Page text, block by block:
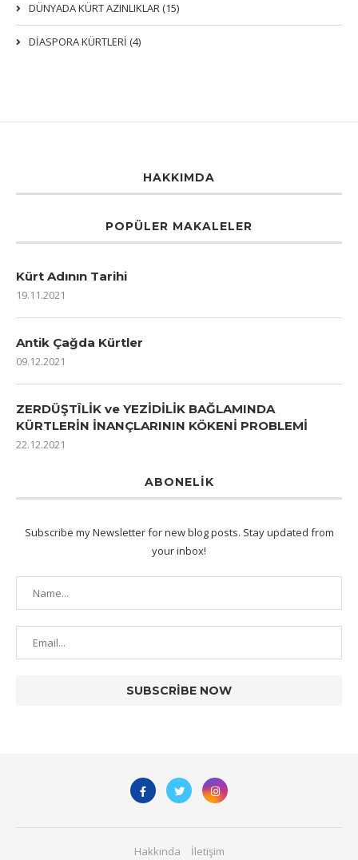
DÜNYADA KÜRT AZINLIKLAR (15)
DİASPORA KÜRTLERİ (4)
HAKKIMDA
POPÜLER MAKALELER
Kürt Adının Tarihi
19.11.2021
Antik Çağda Kürtler
09.12.2021
ZERDÜŞTÎLİK ve YEZİDİLİK BAĞLAMINDA
KÜRTLERİN İNANÇLARININ KÖKENİ PROBLEMİ
22.12.2021
ABONELIK
Subscribe my Newsletter for new blog posts. Stay updated from
your inbox!
Hakkında İletişim